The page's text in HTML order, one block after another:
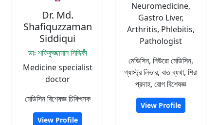
Dr. Md.
Shafiquzzaman
Siddiqui
ডাঃ শফিকুজ্জামান সিদ্দিকী
Medicine specialist
doctor
মেডিসিন বিশেষজ্ঞ চিকিৎসক
View Profile
Neuromedicine,
Gastro Liver,
Arthritis, Phlebitis,
Pathologist
মেডিসিন, নিউরো মেডিসিন,
গ্যাস্ট্র লিভার, বাত ব্যথা, শিরা
প্রদাহ, রোগ বিশেষজ্ঞ
View Profile